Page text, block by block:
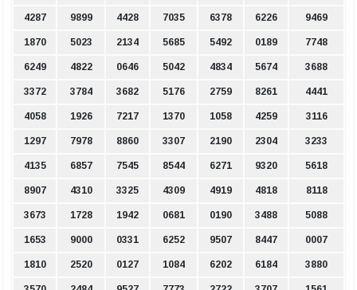
4287 9899 4428 7035 6378 6226 9469
1870 5023 2134 5685 5492 0189 7748
6249 4822 0646 5042 4834 5674 3688
3372 3784 3682 5176 2759 8261 4441
4058 1926 7217 1370 1058 4259 3116
1297 7978 8860 3307 2190 2304 3233
4135 6857 7545 8544 6271 9320 5618
8907 4310 3325 4309 4919 4818 8118
3673 1728 1942 0681 0190 3488 5088
1653 9000 0331 6252 9507 8447 0007
1810 2520 0127 1084 6202 6184 3880